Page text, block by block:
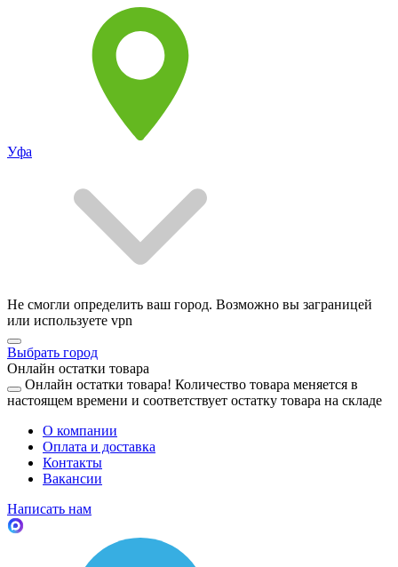
Уфа
Не смогли определить ваш город. Возможно вы заграницей
или используете vpn
Выбрать город
Онлайн остатки товара
Онлайн остатки товара! Количество товара меняется в
настоящем времени и соответствует остатку товара на складе
О компании
Оплата и доставка
Контакты
Вакансии
Написать нам